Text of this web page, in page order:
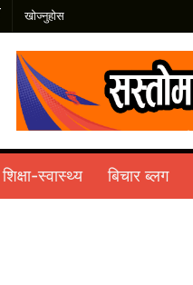
शिक्षा-स्वास्थ्य बिचार ब्लग